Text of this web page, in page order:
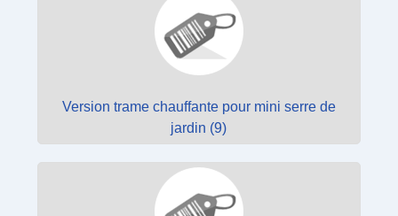
Version trame chauffante pour mini serre de
jardin (9)